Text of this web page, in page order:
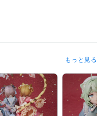
ッドシート:3年
OBS Studio:1年3tene:1年
Adobe Illustrator:3年
もっと見る